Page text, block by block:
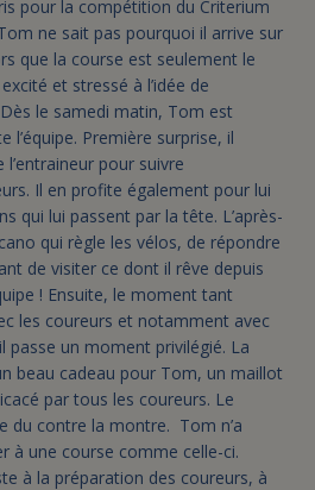
pour la compétition du Criterium
ne sait pas pourquoi il arrive sur
que la course est seulement le
et stressé à l’idée de
le samedi matin, Tom est
l’équipe. Première surprise, il
pour suivre
Il en profite également pour lui
qui lui passent par la tête. L’après-
qui règle les vélos, de répondre
de visiter ce dont il rêve depuis
! Ensuite, le moment tant
les coureurs et notamment avec
passe un moment privilégié. La
beau cadeau pour Tom, un maillot
par tous les coureurs. Le
du contre la montre. Tom n’a
à une course comme celle-ci.
à la préparation des coureurs, à